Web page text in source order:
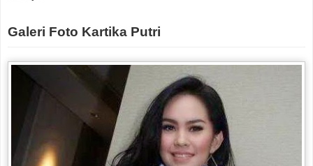
Galeri Foto Kartika Putri